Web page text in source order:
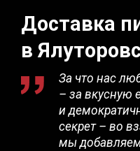
Доставка
в
За что нас
– за вкусную
и
секрет – во
мы добавляем